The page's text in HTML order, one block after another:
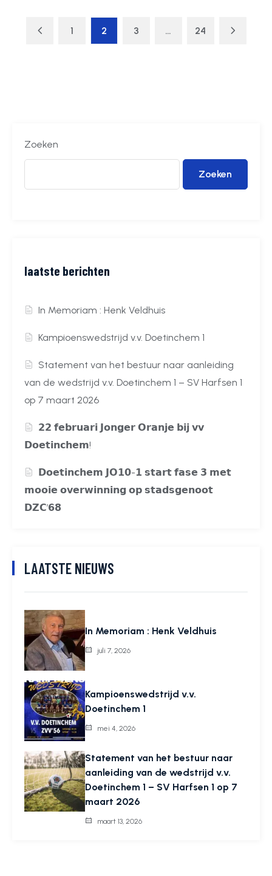
1 2 3 … 24
Zoeken
Zoeken
laatste berichten
In Memoriam : Henk Veldhuis
Kampioenswedstrijd v.v. Doetinchem 1
Statement van het bestuur naar aanleiding
van de wedstrijd v.v. Doetinchem 1 – SV Harfsen 1
op 7 maart 2026
𝟮𝟮 𝗳𝗲𝗯𝗿𝘂𝗮𝗿𝗶 𝗝𝗼𝗻𝗴𝗲𝗿 𝗢𝗿𝗮𝗻𝗷𝗲 𝗯𝗶𝗷 𝘃𝘃
𝗗𝗼𝗲𝘁𝗶𝗻𝗰𝗵𝗲𝗺!
𝗗𝗼𝗲𝘁𝗶𝗻𝗰𝗵𝗲𝗺 𝗝𝗢𝟭𝟬-𝟭 𝘀𝘁𝗮𝗿𝘁 𝗳𝗮𝘀𝗲 𝟯 𝗺𝗲𝘁
𝗺𝗼𝗼𝗶𝗲 𝗼𝘃𝗲𝗿𝘄𝗶𝗻𝗻𝗶𝗻𝗴 𝗼𝗽 𝘀𝘁𝗮𝗱𝘀𝗴𝗲𝗻𝗼𝗼𝘁
𝗗𝗭𝗖’𝟲𝟴
LAATSTE NIEUWS
In Memoriam : Henk Veldhuis
juli 7, 2026
Kampioenswedstrijd v.v.
Doetinchem 1
mei 4, 2026
Statement van het bestuur naar
aanleiding van de wedstrijd v.v.
Doetinchem 1 – SV Harfsen 1 op 7
maart 2026
maart 13, 2026